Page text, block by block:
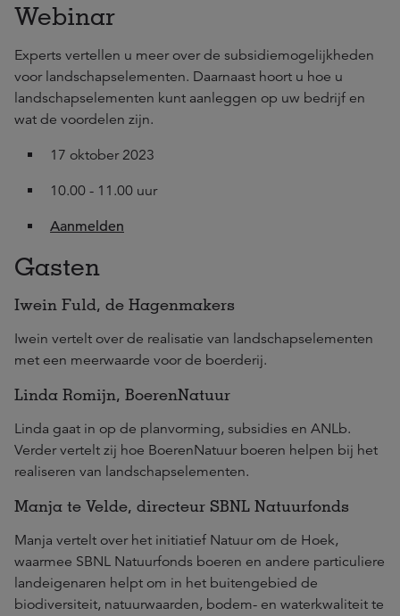
Webinar
Experts vertellen u meer over de subsidiemogelijkheden
voor landschapselementen. Daarnaast hoort u hoe u
landschapselementen kunt aanleggen op uw bedrijf en
wat de voordelen zijn.
17 oktober 2023
10.00 - 11.00 uur
Aanmelden
Gasten
Iwein Fuld, de Hagenmakers
Iwein vertelt overde realisatie van landschapselementen
met een meerwaarde voor de boerderij.
Linda Romijn, BoerenNatuur
Linda gaat in op de planvorming, subsidies en ANLb.
Verder vertelt zij hoe BoerenNatuur boeren helpen bij het
realiseren van landschapselementen.
Manja te Velde, directeur SBNL Natuurfonds
Manja vertelt over het initiatief Natuur om de Hoek,
waarmee SBNL Natuurfonds boeren en andere particuliere
landeigenaren helpt om in het buitengebied de
biodiversiteit, natuurwaarden, bodem- en waterkwaliteit te